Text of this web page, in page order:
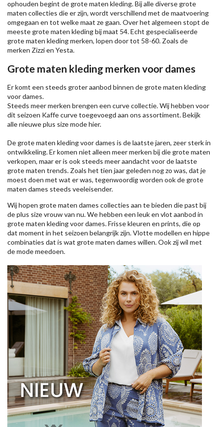
ophouden begint de grote maten kleding. Bij alle diverse grote
maten collecties die er zijn, wordt verschillend met de maatvoering
omgegaan en tot welke maat ze gaan. Over het algemeen stopt de
meeste grote maten kleding bij maat 54. Echt gespecialiseerde
grote maten kleding merken, lopen door tot 58-60. Zoals de
merken Zizzien Yesta.
Grote maten kleding merken voor dames
Er komt een steeds groter aanbod binnen de grote maten kleding
voor dames.
Steeds meer merken brengen een curve collectie. Wij hebben voor
dit seizoen Kaffecurve toegevoegd aan ons assortiment. Bekijk
alle nieuweplus size modehier.
De grote maten kleding voor dames is de laatste jaren, zeer sterk in
ontwikkeling. Er komen niet alleen meer merken bij die grote maten
verkopen, maar er is ook steeds meer aandacht voor de laatste
grote maten trends. Zoals het tien jaar geleden nog zo was, dat je
moest doen met wat er was, tegenwoordig worden ook de grote
maten dames steeds veeleisender.
Wij hopen grote maten dames collecties aan te bieden die past bij
de plus size vrouw van nu. We hebben een leuk en vlot aanbod in
grote maten kleding voor dames. Frisse kleuren en prints, die op
dat moment in het seizoen belangrijk zijn. Vlotte modellen en hippe
combinaties dat is wat grote maten dames willen. Ook zij wil met
de mode meedoen.